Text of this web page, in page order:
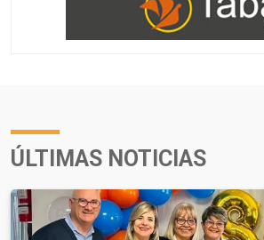
ÚLTIMAS NOTICIAS